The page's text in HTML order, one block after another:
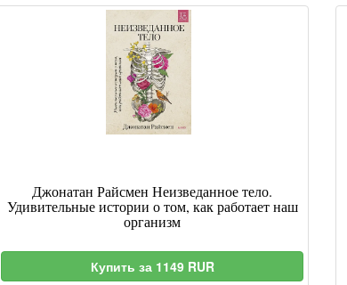
Джонатан Райсмен Неизведанное тело.
Удивительные истории о том, как работает наш
организм
Купить за 1149 RUR